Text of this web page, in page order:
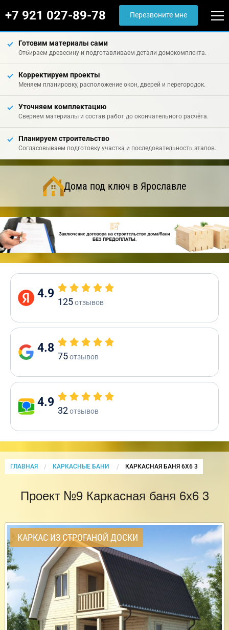
+7 921 027-89-78 Перезвоните мне
Готовим материалы сами
Отбираем древесину и подготавливаем детали домокомплекта.
Корректируем проекты
Меняем планировку, расположение окон, дверей и перегородок.
Уточняем комплектацию
Сверяем материалы и состав работ до окончательного расчёта.
Планируем строительство
Согласовываем подготовку участка и последовательность этапов.
Дома под ключ в Ярославле
4.9
125отзывов
4.8
75отзывов
4.9
32отзывов
ГЛАВНАЯ КАРКАСНЫЕ БАНИ CURRENT:
КАРКАСНАЯ БАНЯ 6Х6 3
Проект №9 Каркасная баня 6х6 3
КАРКАС ИЗ СТРОГАНОЙ ДОСКИ